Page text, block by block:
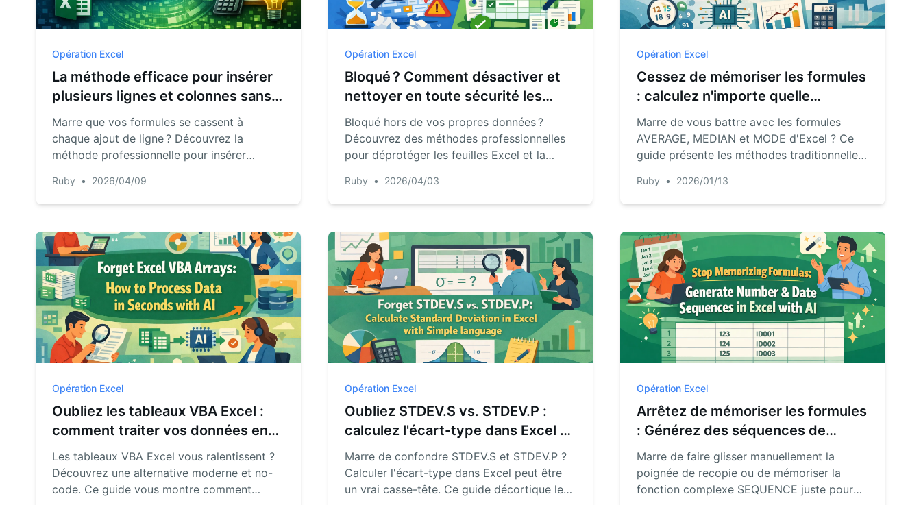
Opération Excel
La méthode efficace pour insérer
plusieurs lignes et colonnes sans
corrompre vos données
Marre que vos formules se cassent à
chaque ajout de ligne ? Découvrez la
méthode professionnelle pour insérer
préservant l’intégrité des données.
Ruby • 2026/04/09
Opération Excel
Bloqué ? Comment désactiver et
nettoyer en toute sécurité les
données Excel désordonnées
Bloqué hors de vos propres données ?
Découvrez des méthodes professionnelles
pour déprotéger les feuilles Excel et la
lignes désordonnées et non structurées en
informations claires et exploitables.
Ruby • 2026/04/03
Opération Excel
Cessez de mémoriser les formules
: calculez n'importe quelle
moyenne dans Excel avec l'IA
Marre de vous battre avec les formules
AVERAGE, MEDIAN et MODE d'Excel ? Ce
guide présente les méthodes traditionnelles
rapide utilisant Excel AI pour calculer tout
type de moyenne via des commandes en
Ruby • 2026/01/13
Opération Excel
Oubliez les tableaux VBA Excel :
comment traiter vos données en
quelques secondes avec l'IA
Les tableaux VBA Excel vous ralentissent ?
Découvrez une alternative moderne et no-
code. Ce guide vous montre comment
Opération Excel
Oubliez STDEV.S vs. STDEV.P :
calculez l'écart-type dans Excel en
langage simple
Marre de confondre STDEV.S et STDEV.P ?
Calculer l'écart-type dans Excel peut être
un vrai casse-tête. Ce guide décortique les
Opération Excel
Arrêtez de mémoriser les formules
: Générez des séquences de
nombres et de dates dans Excel
avec l'IA
Marre de faire glisser manuellement la
poignée de recopie ou de mémoriser la
fonction complexe SEQUENCE juste pour